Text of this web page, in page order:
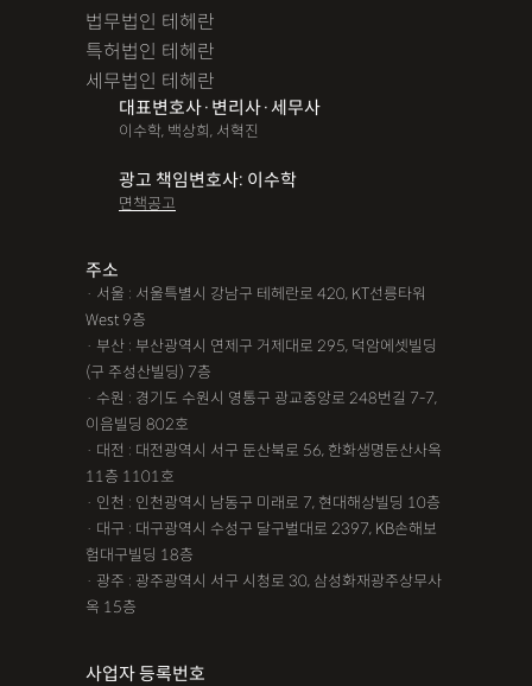
법무법인 테헤란
특허법인 테헤란
세무법인 테헤란
대표변호사·변리사·세무사
이수학, 백상희, 서혁진
광고 책임변호사: 이수학
면책공고
주소
· 서울 : 서울특별시 강남구 테헤란로 420, KT선릉타워
West 9층
· 부산 : 부산광역시 연제구 거제대로 295, 덕암에셋빌딩
(구 주성산빌딩) 7층
· 수원 : 경기도 수원시 영통구 광교중앙로 248번길 7-7,
이음빌딩 802호
· 대전 : 대전광역시 서구 둔산북로 56, 한화생명둔산사옥
11층 1101호
· 인천 : 인천광역시 남동구 미래로 7, 현대해상빌딩 10층
· 대구 : 대구광역시 수성구 달구벌대로 2397, KB손해보
험대구빌딩 18층
· 광주 : 광주광역시 서구 시청로 30, 삼성화재광주상무사
옥 15층
사업자 등록번호